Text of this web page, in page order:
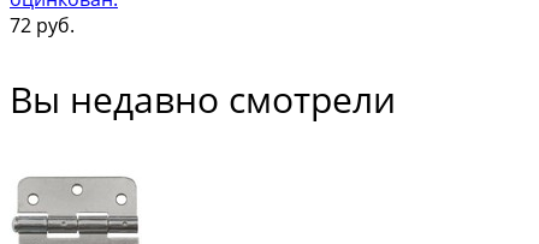
72 руб.
Вы недавно смотрели